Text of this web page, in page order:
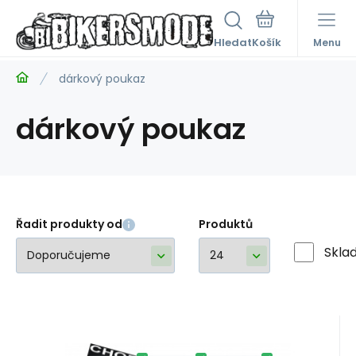
Hledat Menu
dárkový poukaz
dárkový poukaz
Řadit produkty od Produktů